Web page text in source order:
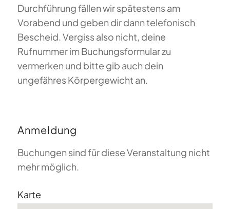
Durchführung fällen wir spätestens am
Vorabend und geben dir dann telefonisch
Bescheid. Vergiss also nicht, deine
Rufnummer im Buchungsformular zu
vermerken und bitte gib auch dein
ungefähres Körpergewicht an.
Anmeldung
Buchungen sind für diese Veranstaltung nicht
mehr möglich.
Karte